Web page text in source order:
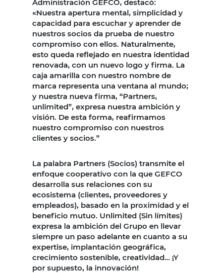
Administración GEFCO, destacó:
«Nuestra apertura mental, simplicidad y
capacidad para escuchar y aprender de
nuestros socios da prueba de nuestro
compromiso con ellos. Naturalmente,
esto queda reflejado en nuestra identidad
renovada, con un nuevo logo y firma. La
caja amarilla con nuestro nombre de
marca representa una ventana al mundo;
y nuestra nueva firma, “Partners,
unlimited”, expresa nuestra ambición y
visión. De esta forma, reafirmamos
nuestro compromiso con nuestros
clientes y socios.”
La palabra Partners (Socios) transmite el
enfoque cooperativo con la que GEFCO
desarrolla sus relaciones con su
ecosistema (clientes, proveedores y
empleados), basado en la proximidad y el
beneficio mutuo. Unlimited (Sin límites)
expresa la ambición del Grupo en llevar
siempre un paso adelante en cuanto a su
expertise, implantación geográfica,
crecimiento sostenible, creatividad… ¡Y
por supuesto, la innovación!